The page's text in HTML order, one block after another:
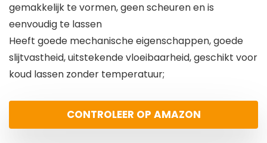
gemakkelijk te vormen, geen scheuren en is
eenvoudig te lassen
Heeft goede mechanische eigenschappen, goede
slijtvastheid, uitstekende vloeibaarheid, geschikt voor
koud lassen zonder temperatuur;
CONTROLEER OP AMAZON